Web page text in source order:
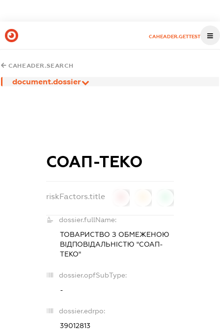
CAHEADER.GETTEST
CAHEADER.SEARCH
document.dossier
СОАП-ТЕКО
riskFactors.title
dossier.fullName:
ТОВАРИСТВО З ОБМЕЖЕНОЮ
ВІДПОВІДАЛЬНІСТЮ "СОАП-
ТЕКО"
dossier.opfSubType:
-
dossier.edrpo:
39012813